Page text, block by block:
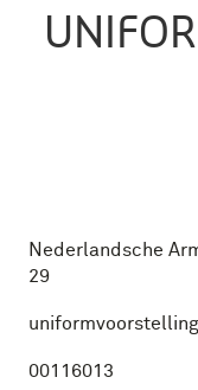
Nederlandsche
29
uniformvoorstelling
00116013